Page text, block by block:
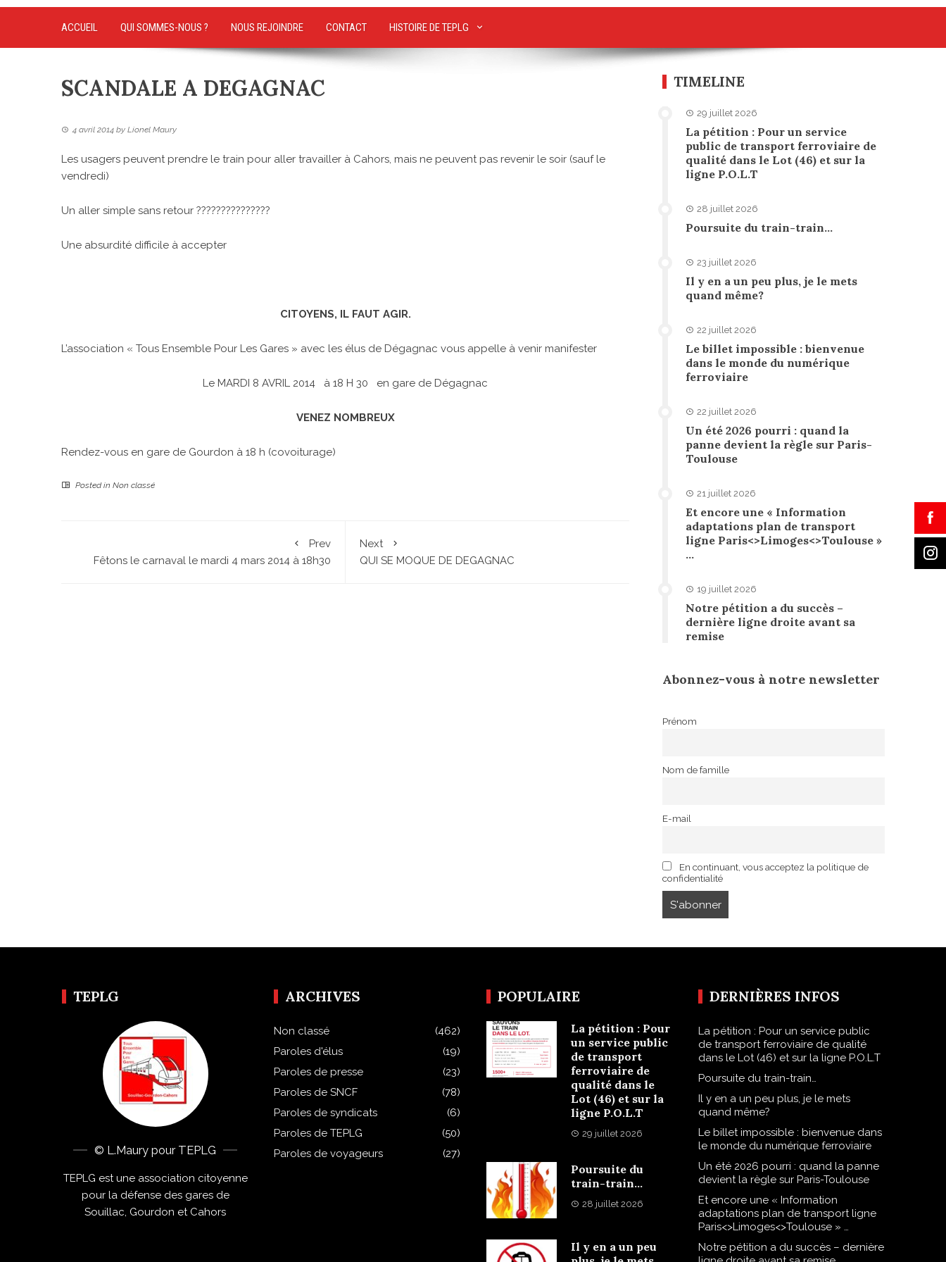
ACCUEIL QUI SOMMES-NOUS ? NOUS REJOINDRE CONTACT HISTOIRE DE TEPLG
SCANDALE A DEGAGNAC
4 avril 2014 by Lionel Maury
Les usagers peuvent prendre le train pour aller travailler à Cahors, mais ne peuvent pas revenir le soir (sauf le
vendredi)
Un aller simple sans retour ???????????????
Une absurdité difficile à accepter
CITOYENS, IL FAUT AGIR.
L’association « Tous Ensemble Pour Les Gares » avec les élus de Dégagnac vous appelle à venir manifester
Le MARDI 8 AVRIL 2014 à 18 H 30 en gare de Dégagnac
VENEZ NOMBREUX
Rendez-vous en gare de Gourdon à 18 h (covoiturage)
Posted in Non classé
Prev
Fêtons le carnaval le mardi 4 mars 2014 à 18h30
Next
QUI SE MOQUE DE DEGAGNAC
TIMELINE
29 juillet 2026
La pétition : Pour un service
public de transport ferroviaire de
qualité dans le Lot (46) et sur la
ligne P.O.L.T
28 juillet 2026
Poursuite du train-train…
23 juillet 2026
Il y en a un peu plus, je le mets
quand même?
22 juillet 2026
Le billet impossible : bienvenue
dans le monde du numérique
ferroviaire
22 juillet 2026
Un été 2026 pourri : quand la
panne devient la règle sur Paris-
Toulouse
21 juillet 2026
Et encore une « Information
adaptations plan de transport
ligne Paris<>Limoges<>Toulouse »
…
19 juillet 2026
Notre pétition a du succès –
dernière ligne droite avant sa
remise
Abonnez-vous à notre newsletter
Prénom
Nom de famille
E-mail
En continuant, vous acceptez la politique de
confidentialité
TEPLG
© L.Maury pour TEPLG
TEPLG est une association citoyenne
pour la défense des gares de
Souillac, Gourdon et Cahors
ARCHIVES
Non classé
(462)
Paroles d'élus
(19)
Paroles de presse
(23)
Paroles de SNCF
(78)
Paroles de syndicats
(6)
Paroles de TEPLG
(50)
Paroles de voyageurs
(27)
POPULAIRE
La pétition : Pour
un service public
de transport
ferroviaire de
qualité dans le
Lot (46) et sur la
ligne P.O.L.T
29 juillet 2026
Poursuite du
train-train…
28 juillet 2026
Il y en a un peu
DERNIÈRES INFOS
La pétition : Pour un service public
de transport ferroviaire de qualité
dans le Lot (46) et sur la ligne P.O.L.T
Poursuite du train-train…
Il y en a un peu plus, je le mets
quand même?
Le billet impossible : bienvenue dans
le monde du numérique ferroviaire
Un été 2026 pourri : quand la panne
devient la règle sur Paris-Toulouse
Et encore une « Information
adaptations plan de transport ligne
Paris<>Limoges<>Toulouse » …
Notre pétition a du succès – dernière